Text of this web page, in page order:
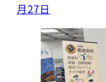
月27日